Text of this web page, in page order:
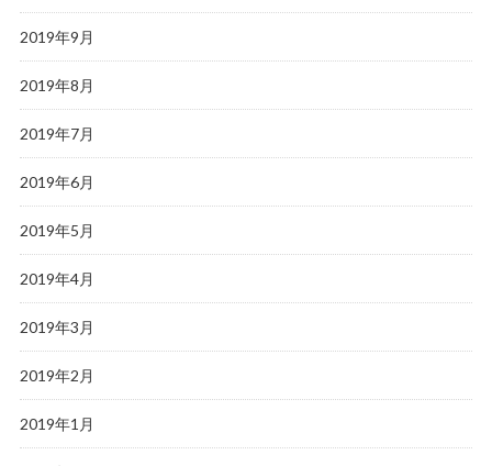
2019年9月
2019年8月
2019年7月
2019年6月
2019年5月
2019年4月
2019年3月
2019年2月
2019年1月